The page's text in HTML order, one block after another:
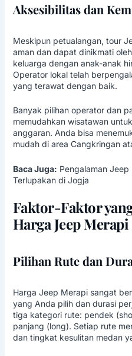
Aksesibilitas dan
Meskipun petualangan, tour
aman dan dapat dinikmati
keluarga dengan anak-anak
Operator lokal telah
yang terawat dengan baik.
Banyak pilihan operator dan
memudahkan wisatawan
anggaran. Anda bisa
mudah di area Cangkringan
Baca Juga: Pengalaman
Terlupakan di Jogja
Faktor-Faktor
Harga Jeep Merapi
Pilihan Rute dan
Harga Jeep Merapi sangat
yang Anda pilih dan durasi
tiga kategori rute: pendek
panjang (long). Setiap rute
dan tingkat kesulitan medan